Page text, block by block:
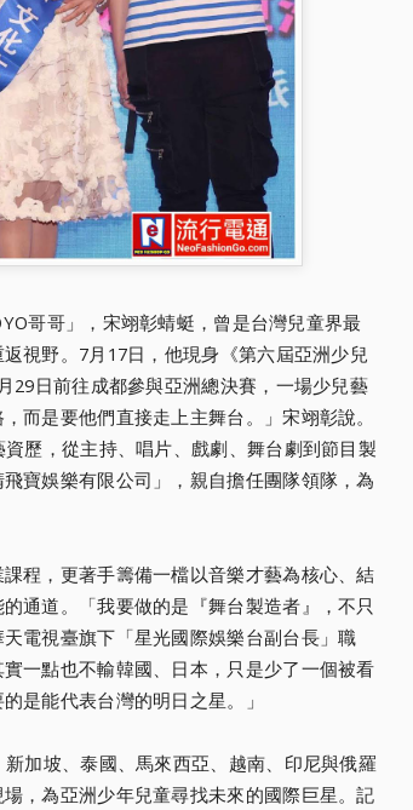
哥哥」，宋翊彰蜻蜓，曾是台灣兒童界最
視野。7月17日，他現身《第六屆亞洲少兒
29日前往成都參與亞洲總決賽，一場少兒藝
而是要他們直接走上主舞台。」宋翊彰說。
歷，從主持、唱片、戲劇、舞台劇到節目製
寶娛樂有限公司」，親自擔任團隊領隊，為
程，更著手籌備一檔以音樂才藝為核心、結
通道。「我要做的是『舞台製造者』，不只
電視臺旗下「星光國際娛樂台副台長」職
一點也不輸韓國、日本，只是少了一個被看
是能代表台灣的明日之星。」
加坡、泰國、馬來西亞、越南、印尼與俄羅
，為亞洲少年兒童尋找未來的國際巨星。記